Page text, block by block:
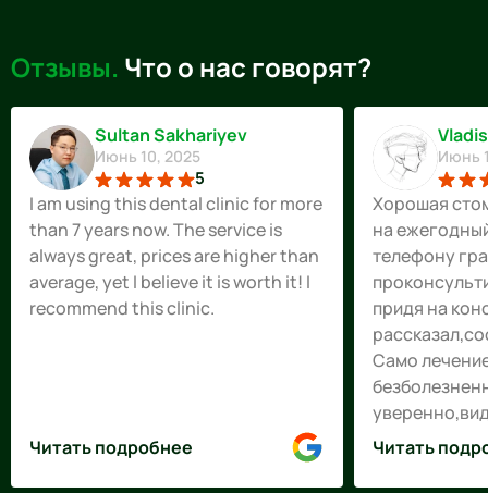
Отзывы. Что о нас говорят?
Sultan Sakhariyev
Июнь 10, 2025
5
I am using this dental clinic for more
than 7 years now. The service is
always great, prices are higher than
average, yet I believe it is worth it! I
recommend this clinic.
Читать подробнее
Июнь
Хорошая
на
телефону
придя на
Само
так же
Читать